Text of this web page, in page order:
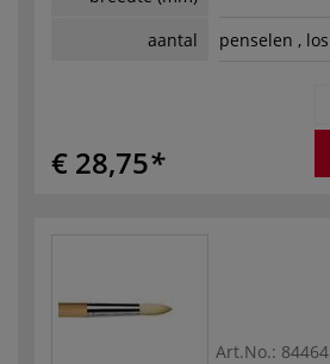
aantal
penselen , los
€ 28,75
Art.No.: 84464